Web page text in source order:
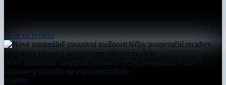
přejít na projekt
Nové minimálně invazivní možnosti léčby pooperační recidivy
Crohnovy choroby na experimentálním
modelu